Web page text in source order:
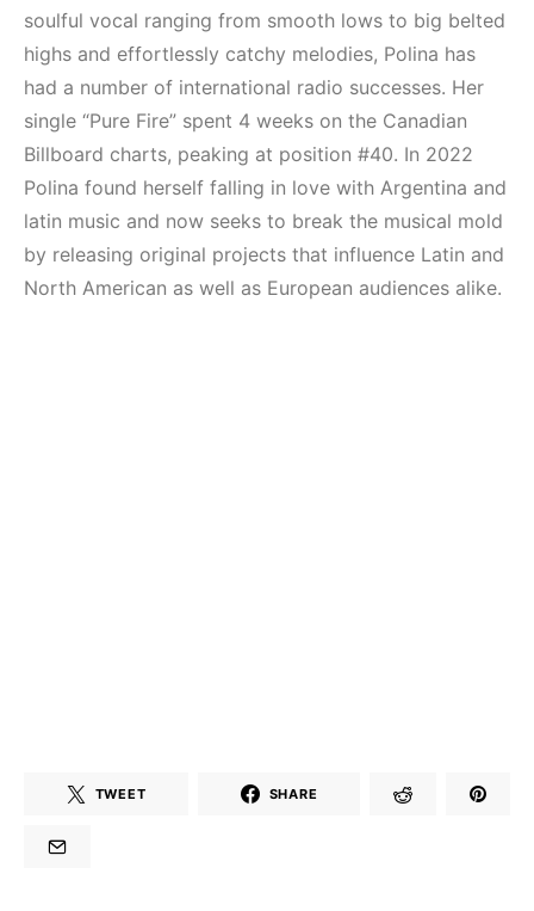
HEMEN İNCELE HEMEN İNCELE
soulful vocal ranging from smooth lows to big belted
highs and effortlessly catchy melodies, Polina has
had a number of international radio successes. Her
single “Pure Fire” spent 4 weeks on the Canadian
Billboard charts, peaking at position #40. In 2022
Polina found herself falling in love with Argentina and
latin music and now seeks to break the musical mold
by releasing original projects that influence Latin and
North American as well as European audiences alike.
TWEET SHARE